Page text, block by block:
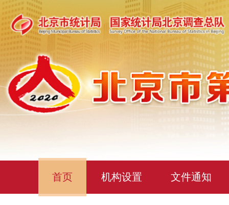
首页 机构设置 文件通知